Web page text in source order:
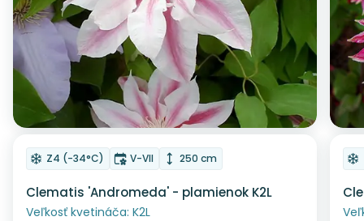
Odober do zoznamu želaní
Mrazuvzdornosť
Z4 (-34°C) Doba kvitnutia
V-VII Výška rastliny
250 cm
Clematis 'Andromeda' - plamienok K2L
Veľkosť kvetináča: K2L